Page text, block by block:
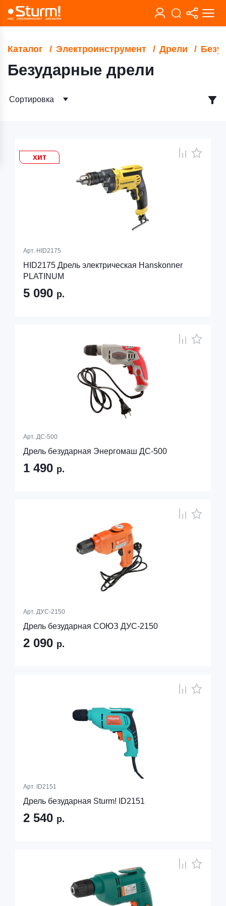
Каталог Электроинструмент Дрели
Безударные дрели
Сортировка
хит
Арт. HID2175
HID2175 Дрель электрическая Hanskonner
PLATINUM
5 090 р.
Арт. ДС-500
Дрель безударная Энергомаш ДС-500
1 490 р.
Арт. ДУС-2150
Дрель безударная СОЮЗ ДУС-2150
2 090 р.
Арт. ID2151
Дрель безударная Sturm! ID2151
2 540 р.